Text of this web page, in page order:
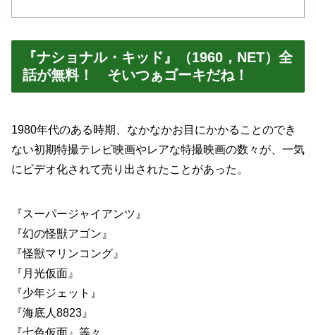
『ナショナル・キッド』（1960，NET）全
話が無料！ そいつぁゴーキだね！
1980年代のある時期、なかなかお目にかかることのでき
ない初期特撮テレビ映画やレアな特撮映画の数々が、一気
にビデオ化されて売り出されたことがあった。
『スーパージャイアンツ』
『幻の怪獣アゴン』
『怪獣マリンコング』
『月光仮面』
『少年ジェット』
『海底人8823』